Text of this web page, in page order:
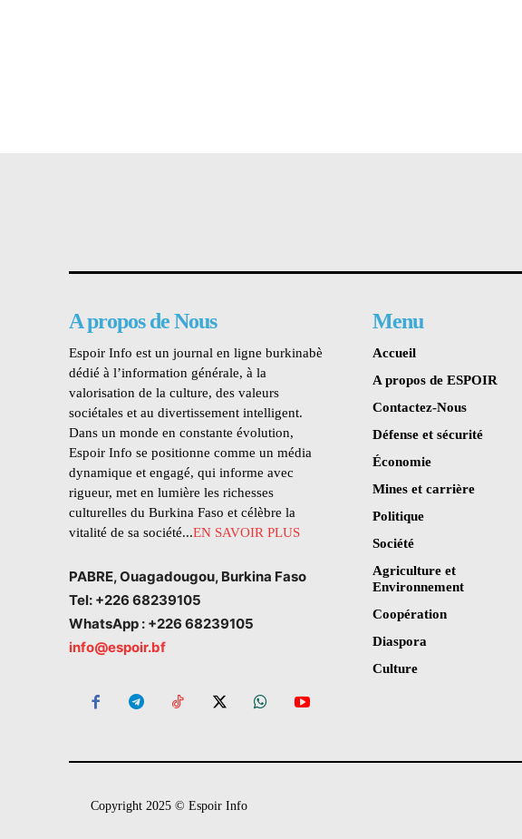
A propos de Nous
Espoir Info est un journal en ligne burkinabè
dédié à l’information générale, à la
valorisation de la culture, des valeurs
sociétales et au divertissement intelligent.
Dans un monde en constante évolution,
Espoir Info se positionne comme un média
dynamique et engagé, qui informe avec
rigueur, met en lumière les richesses
culturelles du Burkina Faso et célèbre la
vitalité de sa société...EN SAVOIR PLUS
PABRE, Ouagadougou, Burkina Faso
Tel: +226 68239105
WhatsApp : +226 68239105
info@espoir.bf
Menu
Accueil
A propos de ESPOIR
Contactez-Nous
Défense et sécurité
Économie
Mines et carrière
Politique
Société
Agriculture et
Environnement
Coopération
Diaspora
Culture
Copyright 2025 © Espoir Info